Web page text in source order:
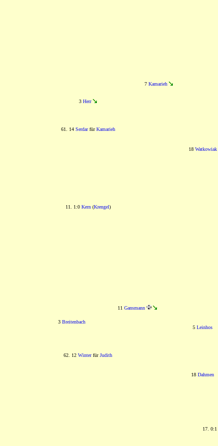
7 Kamarieh
3 Herr
61. 14 SerdarfürKamarieh
18 Watkowiak
11. 1:0 Kern(Krengel)
11 Gansmann
3 Breitenbach
5 Leinhos
62. 12 WinterfürJudith
18 Dahmen
17. 0:1